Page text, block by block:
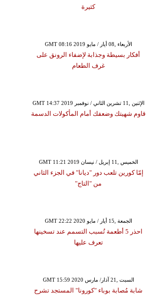
كثيرة
GMT 08:16 2019 الأربعاء ,08 أيار / مايو
أفكار بسيطة وجذابة لإضفاء الرونق على
غرف الطعام
GMT 14:37 2019 الإثنين ,11 تشرين الثاني / نوفمبر
قاوم شهيتك وضعفك أمام المأكولات الدسمة
GMT 11:21 2019 الخميس ,11 إبريل / نيسان
إمّا كورين تلعب دور "ديانا" في الجزء الثاني
من "التاج"
GMT 22:22 2020 الجمعة ,15 أيار / مايو
احذر 5 أطعمة تُسبب التسمم عند تسخينها
تعرف عليها
GMT 15:59 2020 السبت ,21 آذار/ مارس
شابة مُصابة بوباء "كورونا" المستجد تشرح